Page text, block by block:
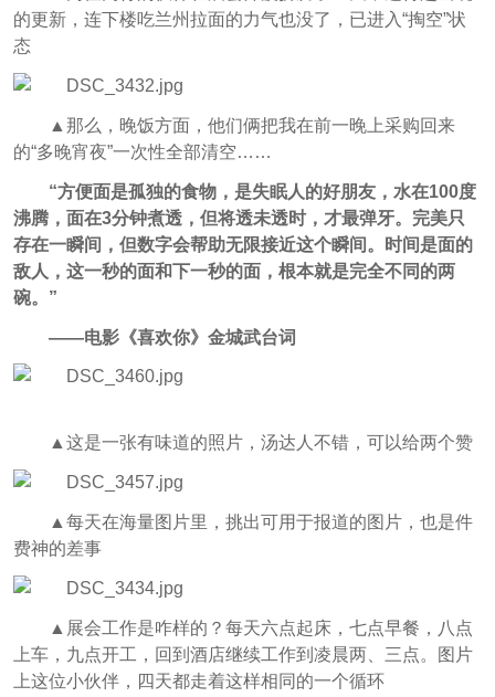
的更新，连下楼吃兰州拉面的力气也没了，已进入“掏空”状
态
▲那么，晚饭方面，他们俩把我在前一晚上采购回来
的“多晚宵夜”一次性全部清空……
“方便面是孤独的食物，是失眠人的好朋友，水在100度
沸腾，面在3分钟煮透，但将透未透时，才最弹牙。完美只
存在一瞬间，但数字会帮助无限接近这个瞬间。时间是面的
敌人，这一秒的面和下一秒的面，根本就是完全不同的两
碗。”
——电影《喜欢你》金城武台词
▲这是一张有味道的照片，汤达人不错，可以给两个赞
▲每天在海量图片里，挑出可用于报道的图片，也是件
费神的差事
▲展会工作是咋样的？每天六点起床，七点早餐，八点
上车，九点开工，回到酒店继续工作到凌晨两、三点。图片
上这位小伙伴，四天都走着这样相同的一个循环